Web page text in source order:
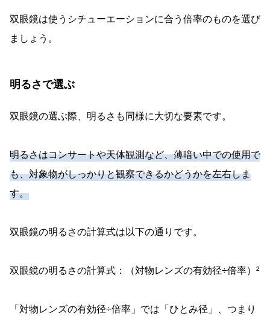
双眼鏡は使うシチューエーションに合う倍率のものを選び
ましょう。
明るさで選ぶ
双眼鏡の選ぶ際、明るさも同様に大切な要素です。
明るさはコンサートや天体観測など、薄暗い中での使用で
も、対象物がしっかりと観察できるかどうかを左右しま
す。
双眼鏡の明るさの計算式は以下の通りです。
双眼鏡の明るさの計算式：（対物レンズの有効径÷倍率）²
「対物レンズの有効径÷倍率」では「ひとみ径」、つまり